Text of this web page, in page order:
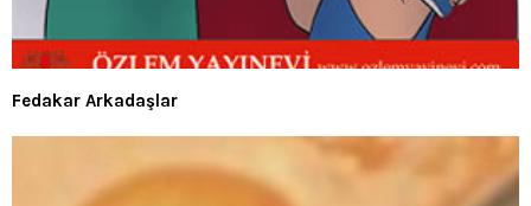
Fedakar Arkadaşlar